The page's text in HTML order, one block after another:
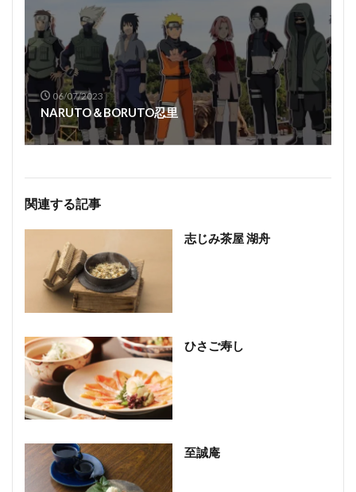
06/07/2023
NARUTO＆BORUTO忍里
関連する記事
志じみ茶屋 湖舟
ひさご寿し
至誠庵